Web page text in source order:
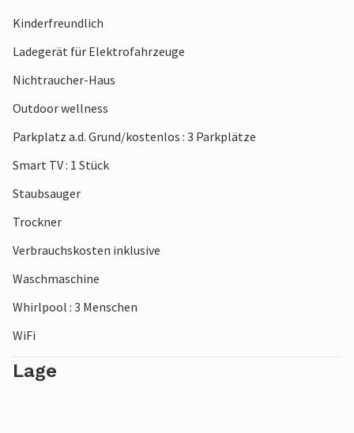
Kinderfreundlich
Ladegerät für Elektrofahrzeuge
Nichtraucher-Haus
Outdoor wellness
Parkplatz a.d. Grund/kostenlos : 3 Parkplätze
Smart TV : 1 Stück
Staubsauger
Trockner
Verbrauchskosten inklusive
Waschmaschine
Whirlpool : 3 Menschen
WiFi
Lage